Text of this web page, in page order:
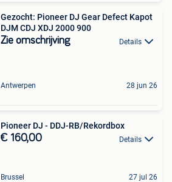
Gezocht: Pioneer DJ Gear Defect Kapot
DJM CDJ XDJ 2000 900
Zie omschrijving Details
Antwerpen 28 jun 26
Pioneer DJ - DDJ-RB/Rekordbox
€ 160,00 Details
Brussel 27 jul 26